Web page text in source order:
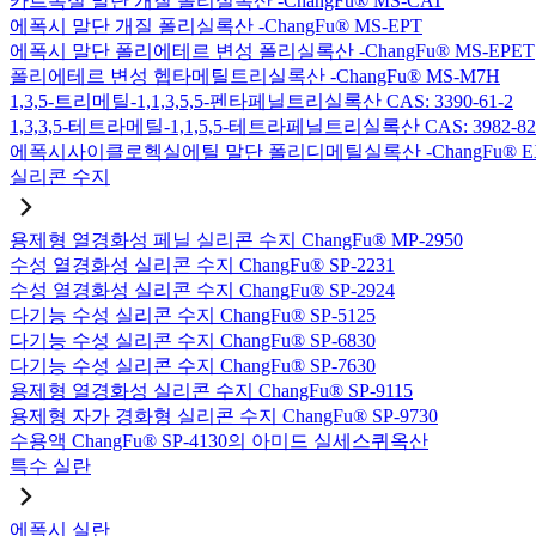
에폭시 말단 개질 폴리실록산 -ChangFu® MS-EPT
에폭시 말단 폴리에테르 변성 폴리실록산 -ChangFu® MS-EPET
폴리에테르 변성 헵타메틸트리실록산 -ChangFu® MS-M7H
1,3,5-트리메틸-1,1,3,5,5-펜타페닐트리실록산 CAS: 3390-61-2
1,3,3,5-테트라메틸-1,1,5,5-테트라페닐트리실록산 CAS: 3982-
에폭시사이클로헥실에틸 말단 폴리디메틸실록산 -ChangFu®
실리콘 수지
용제형 열경화성 페닐 실리콘 수지 ChangFu® MP-2950
수성 열경화성 실리콘 수지 ChangFu® SP-2231
수성 열경화성 실리콘 수지 ChangFu® SP-2924
다기능 수성 실리콘 수지 ChangFu® SP-5125
다기능 수성 실리콘 수지 ChangFu® SP-6830
다기능 수성 실리콘 수지 ChangFu® SP-7630
용제형 열경화성 실리콘 수지 ChangFu® SP-9115
용제형 자가 경화형 실리콘 수지 ChangFu® SP-9730
수용액 ChangFu® SP-4130의 아미드 실세스퀴옥산
특수 실란
에폭시 실란